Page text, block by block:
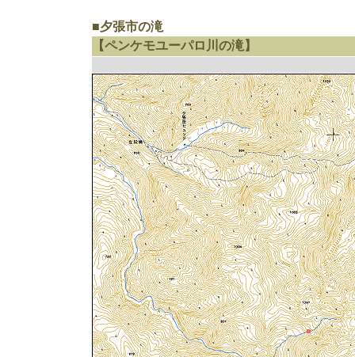
■夕張市の滝
【ペンケモユーパロ川の滝】